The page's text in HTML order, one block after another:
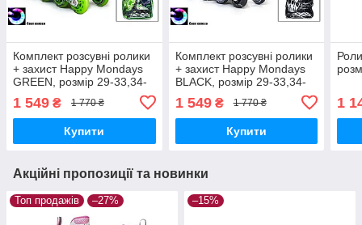
Комплект розсувні ролики
+ захист Happy Mondays
GREEN, розмір 29-33,34-
1 549 ₴ 1 770 ₴
Купити
Комплект розсувні ролики
+ захист Happy Mondays
BLACK, розмір 29-33,34-
1 549₴ 1 770 ₴
Купити
1
Акційні пропозиції та новинки
Топ продажів –27% –15%